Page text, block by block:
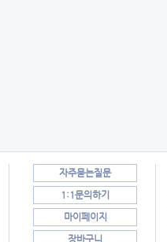
자주묻는질문
1:1문의하기
마이페이지
장바구니